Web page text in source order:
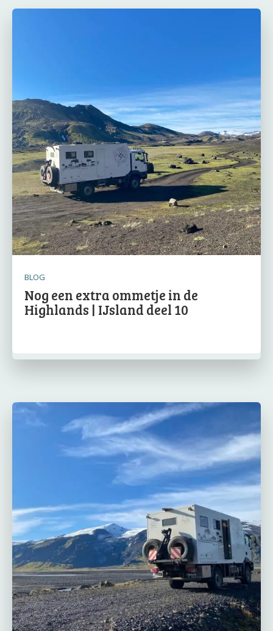
BLOG
Nog een extra ommetje in de
Highlands | IJsland deel 10